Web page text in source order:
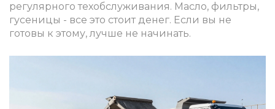
регулярного техобслуживания. Масло, фильтры,
гусеницы - все это стоит денег. Если вы не
готовы к этому, лучше не начинать.